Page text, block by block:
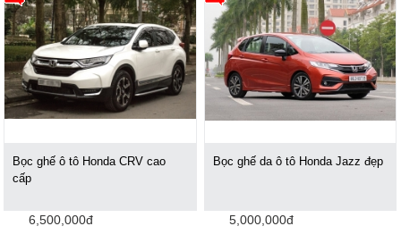
Bọc ghế ô tô Honda CRV cao
cấp
6,500,000đ
Bọc ghế da ô tô Honda Jazz đẹp
5,000,000đ